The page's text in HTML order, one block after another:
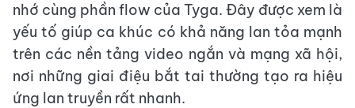
nhớ cùng phần flow của Tyga. Đây được xem là
yếu tố giúp ca khúc có khả năng lan tỏa mạnh
trên các nền tảng video ngắn và mạng xã hội,
nơi những giai điệu bắt tai thường tạo ra hiệu
ứng lan truyền rất nhanh.